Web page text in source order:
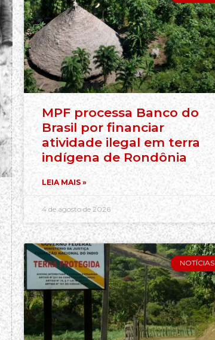
MPF processa Banco do
Brasil por financiar
atividade ilegal em terra
indígena de Rondônia
LEIA MAIS »
4 de agosto de 2026
NOTÍCIAS